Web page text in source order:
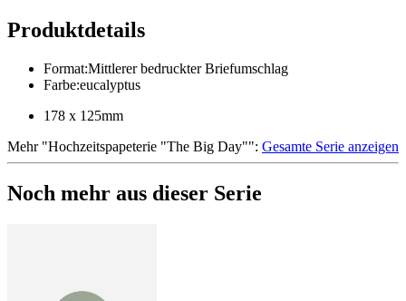
Produktdetails
Format:Mittlerer bedruckter Briefumschlag
Farbe:eucalyptus
178 x 125mm
Mehr"Hochzeitspapeterie "The Big Day"": Gesamte Serie anzeigen
Noch mehr aus dieser Serie